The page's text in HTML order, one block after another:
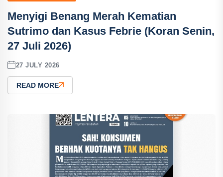
Menyigi Benang Merah Kematian
Sutrimo dan Kasus Febrie (Koran Senin,
27 Juli 2026)
27 JULY 2026
READ MORE